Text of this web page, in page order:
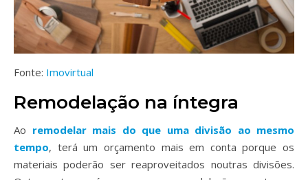
Fonte: Imovirtual
Remodelação na íntegra
Ao remodelar mais do que uma divisão ao mesmo
tempo, terá um orçamento mais em conta porque os
materiais poderão ser reaproveitados noutras divisões.